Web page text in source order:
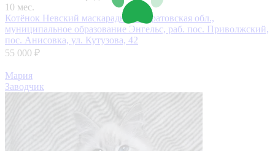
10 мес.
Котёнок Невский маскарадный
Саратовская обл.,
муниципальное образование Энгельс, раб. пос. Приволжский,
пос. Анисовка, ул. Кутузова, 42
55 000 ₽
Мария
Заводчик